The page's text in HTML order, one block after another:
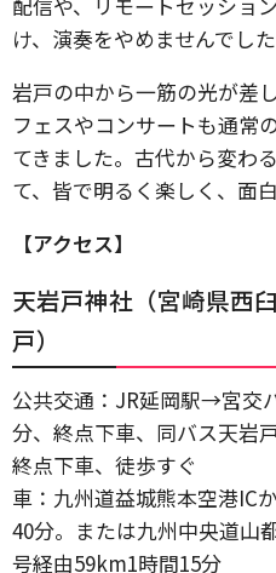
け、演奏をやめませんでした
岩戸の中から一筋の光が差
フェスやコンサートも通常
てきました。古代から変わ
て、皆で明るく楽しく、面
【アクセス】
天岩戸神社（宮崎県西
戸）
公共交通：JR延岡駅→宮交
分、終点下車、同バス天岩
終点下車、徒歩すぐ
車：九州道益城熊本空港IC
40分。または九州中央道山
号経由59km1時間15分